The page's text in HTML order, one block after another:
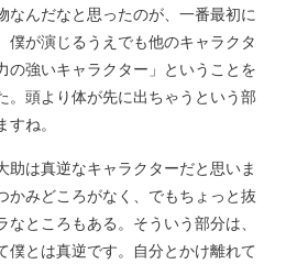
なんだなと思ったのが、一番最初に
僕が演じるうえでも他のキャラクタ
の強いキャラクター」ということを
。頭より体が先に出ちゃうという部
ね。
助は真逆なキャラクターだと思いま
かみどころがなく、でもちょっと抜
ところもある。そういう部分は、
僕とは真逆です。自分とかけ離れて